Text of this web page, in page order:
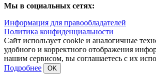
Мы в социальных сетях:
Информация для правообладателей
Политика конфиденциальности
Сайт использует cookie и аналогичные
удобного и корректного отображения
нашим сервисом, вы соглашаетесь с их
Подробнее
OK